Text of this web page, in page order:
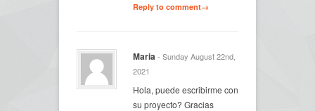
Reply to comment→
Maria- Sunday August 22nd,
2021
Hola, puede escribirme con
su proyecto? Gracias